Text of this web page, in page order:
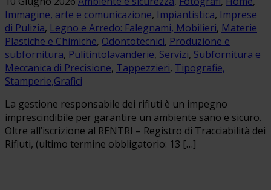
Immagine, arte e comunicazione, Impiantistica, Imprese
di Pulizia, Legno e Arredo: Falegnami, Mobilieri, Materie
Plastiche e Chimiche, Odontotecnici, Produzione e
subfornitura, Pulitintolavanderie, Servizi, Subfornitura e
Meccanica di Precisione, Tappezzieri, Tipografie,
Stamperie,Grafici
La gestione responsabile dei rifiuti è un impegno
imprescindibile per garantire un ambiente sano e sicuro.
Oltre all’iscrizione al RENTRI – Registro di Tracciabilità dei
Rifiuti, (ultimo termine obbligatorio: 13 […]